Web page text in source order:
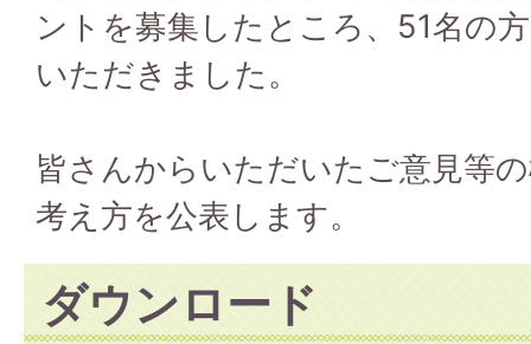
ントを募集したところ、51名の
いただきました。
皆さんからいただいたご意見等
考え方を公表します。
ダウンロード